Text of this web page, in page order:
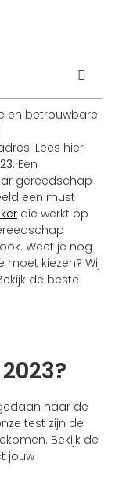
en betrouwbare
Lees hier
. Een
gereedschap
een must
die werkt op
Weet je nog
moet kiezen? Wij
de beste
naar de
test zijn de
Bekijk de
jouw